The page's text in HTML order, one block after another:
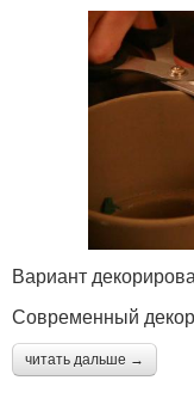
Вариант
Современный
читать дальше →